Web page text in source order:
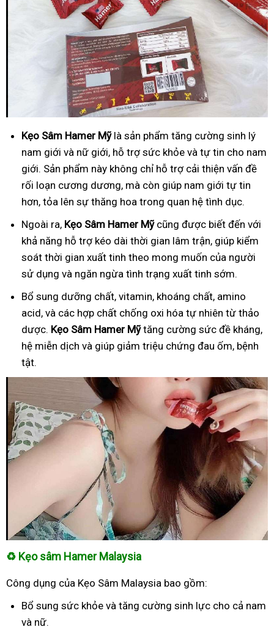
Kẹo Sâm Hamer Mỹ là sản phẩm tăng cường sinh lý
nam giới và nữ giới, hỗ trợ sức khỏe và tự tin cho nam
giới. Sản phẩm này không chỉ hỗ trợ cải thiện vấn đề
rối loạn cương dương, mà còn giúp nam giới tự tin
hơn, tỏa lên sự thăng hoa trong quan hệ tình dục.
Ngoài ra, Kẹo Sâm Hamer Mỹcũng được biết đến với
khả năng hỗ trợ kéo dài thời gian lâm trận, giúp kiểm
soát thời gian xuất tinh theo mong muốn của người
sử dụng và ngăn ngừa tình trạng xuất tinh sớm.
Bổ sung dưỡng chất, vitamin, khoáng chất, amino
acid, và các hợp chất chống oxi hóa tự nhiên từ thảo
dược. Kẹo Sâm Hamer Mỹtăng cường sức đề kháng,
hệ miễn dịch và giúp giảm triệu chứng đau ốm, bệnh
tật.
♻ Kẹo sâm Hamer Malaysia
Công dụng của Kẹo Sâm Malaysia bao gồm:
Bổ sung sức khỏe và tăng cường sinh lực cho cả nam
và nữ.